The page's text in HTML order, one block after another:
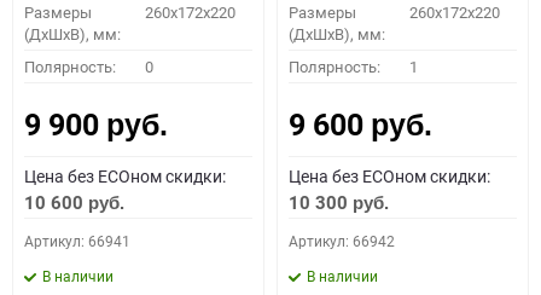
ПОДОБРАТЬ
Как определить полярность?
0 - обратная 1 - прямая 3 - обратная 4 - прямая
Размеры
(ДхШхВ), мм:
260x172x220
Полярность: 0
9 900 руб.
Цена без ECOном скидки:
10 600 руб.
Артикул: 66941
В наличии
Размеры
(ДхШхВ), мм:
260x172x220
Полярность: 1
9 600 руб.
Цена без ECOном скидки:
10 300 руб.
Артикул: 66942
В наличии